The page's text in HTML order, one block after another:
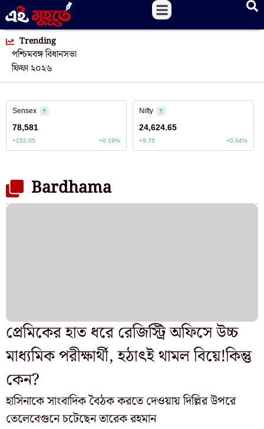
Trending
পশ্চিমবঙ্গ বিধানসভা
ফিফা ২০২৬
হাসিনাকে সাংবাদিক বৈঠক করতে দেওয়ায় দিল্লির উপরে
তেলেবেগুনে চটেছেন তারেক রহমান
Bardhama
প্রেমিকের হাত ধরে রেজিস্ট্রি অফিসে উচ্চ
মাধ্যমিক পরীক্ষার্থী, হঠাৎই থামল বিয়ে!কিন্তু
কেন?